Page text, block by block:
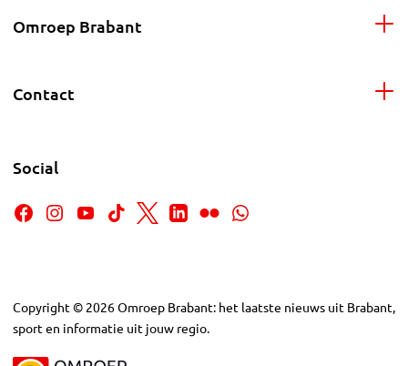
Omroep Brabant
Contact
Social
Copyright © 2026Omroep Brabant: het laatste nieuws uit Brabant,
sport en informatie uit jouw regio.